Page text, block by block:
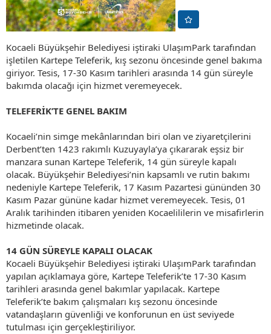
Kocaeli Büyükşehir Belediyesi iştiraki UlaşımPark tarafından
işletilen Kartepe Teleferik, kış sezonu öncesinde genel bakıma
giriyor. Tesis, 17-30 Kasım tarihleri arasında 14 gün süreyle
bakımda olacağı için hizmet veremeyecek.
TELEFERİK’TE GENEL BAKIM
Kocaeli’nin simge mekânlarından biri olan ve ziyaretçilerini
Derbent’ten 1423 rakımlı Kuzuyayla’ya çıkararak eşsiz bir
manzara sunan Kartepe Teleferik, 14 gün süreyle kapalı
olacak. Büyükşehir Belediyesi’nin kapsamlı ve rutin bakımı
nedeniyle Kartepe Teleferik, 17 Kasım Pazartesi gününden 30
Kasım Pazar gününe kadar hizmet veremeyecek. Tesis, 01
Aralık tarihinden itibaren yeniden Kocaelililerin ve misafirlerin
hizmetinde olacak.
14 GÜN SÜREYLE KAPALI OLACAK
Kocaeli Büyükşehir Belediyesi iştiraki UlaşımPark tarafından
yapılan açıklamaya göre, Kartepe Teleferik’te 17-30 Kasım
tarihleri arasında genel bakımlar yapılacak. Kartepe
Teleferik’te bakım çalışmaları kış sezonu öncesinde
vatandaşların güvenliği ve konforunun en üst seviyede
tutulması için gerçekleştiriliyor.